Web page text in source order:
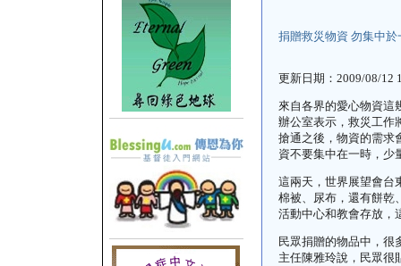
捐贈救災物資 勿集中於
更新日期： 2009/08/12
來自各界的愛心物資這
辦公室表示，救災工作
搶通之後，物資的需求
資不要集中在一時，少
這兩天，世界展望會台
棉被、尿布，還有餅乾
活動中心和教會存放，
民眾捐贈的物品中，很
主任陳雅玲說，民眾很